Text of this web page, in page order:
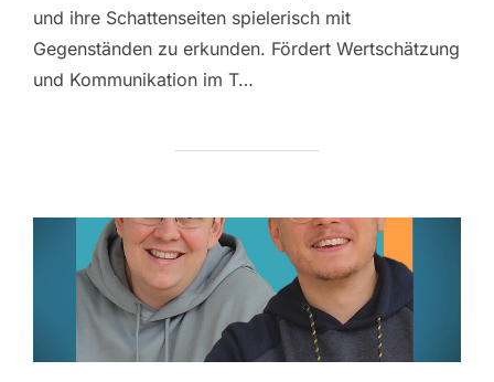
und ihre Schattenseiten spielerisch mit
Gegenständen zu erkunden. Fördert Wertschätzung
und Kommunikation im T…